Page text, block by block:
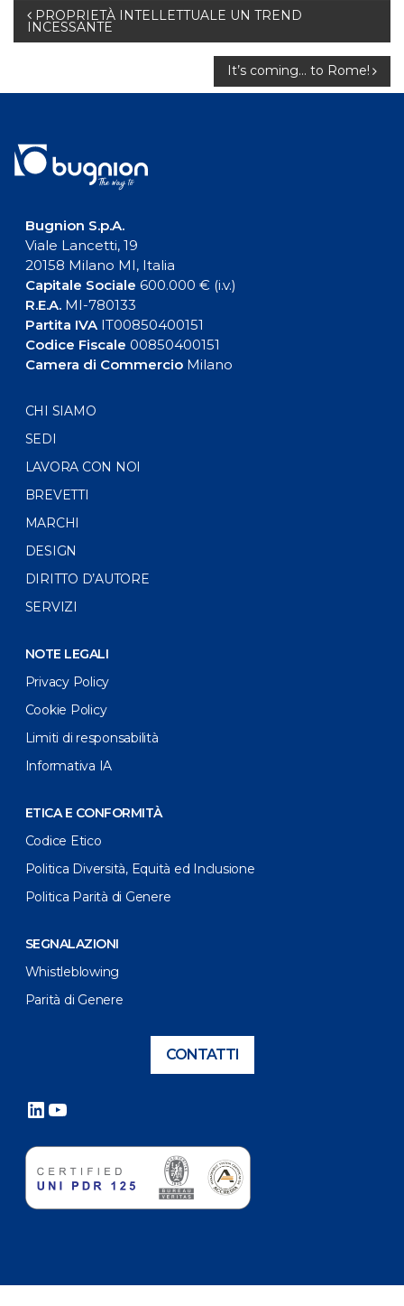
Navigazione
PROPRIETÀ INTELLETTUALE UN TREND
INCESSANTE
It’s coming… to Rome!
Bugnion S.p.A.
Viale Lancetti, 19
20158 Milano MI, Italia
Capitale Sociale 600.000 € (i.v.)
R.E.A.MI-780133
Partita IVAIT00850400151
Codice Fiscale 00850400151
Camera di CommercioMilano
CHI SIAMO
SEDI
LAVORA CON NOI
BREVETTI
MARCHI
DESIGN
DIRITTO D’AUTORE
SERVIZI
NOTE LEGALI
Privacy Policy
Cookie Policy
Limiti di responsabilità
Informativa IA
ETICA E CONFORMITÀ
Codice Etico
Politica Diversità, Equità ed Inclusione
Politica Parità di Genere
SEGNALAZIONI
Whistleblowing
Parità di Genere
CONTATTI
LinkedIn
YouTube